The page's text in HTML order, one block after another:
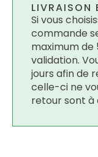
LIVRAISON
Si vous
commande
maximum de
validation.
jours afin de
celle-ci ne
retour sont à